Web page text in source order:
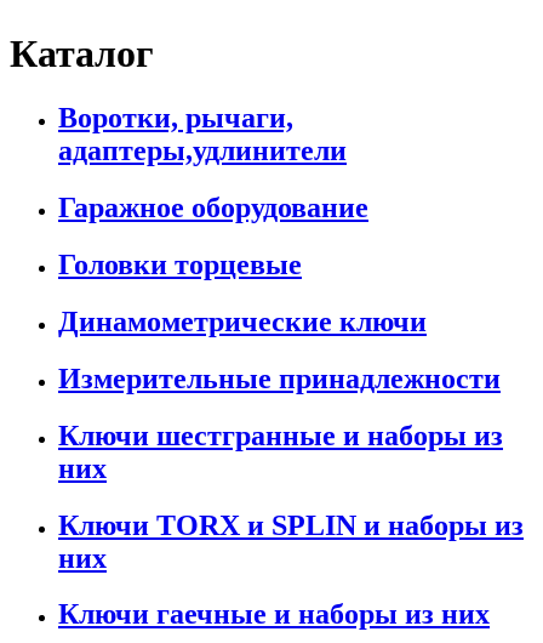
Каталог
Воротки, рычаги,
адаптеры,удлинители
Гаражное оборудование
Головки торцевые
Динамометрические ключи
Измерительные принадлежности
Ключи шестгранные и наборы из
них
Ключи TORX и SPLIN и наборы из
них
Ключи гаечные и наборы из них